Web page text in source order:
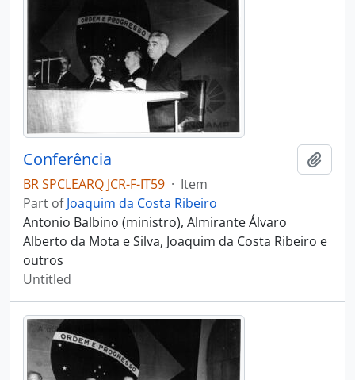
Conferência
BR SPCLEARQ JCR-F-IT59 · Item
Part ofJoaquim da Costa Ribeiro
Antonio Balbino (ministro), Almirante Álvaro
Alberto da Mota e Silva, Joaquim da Costa Ribeiro e
outros
Untitled